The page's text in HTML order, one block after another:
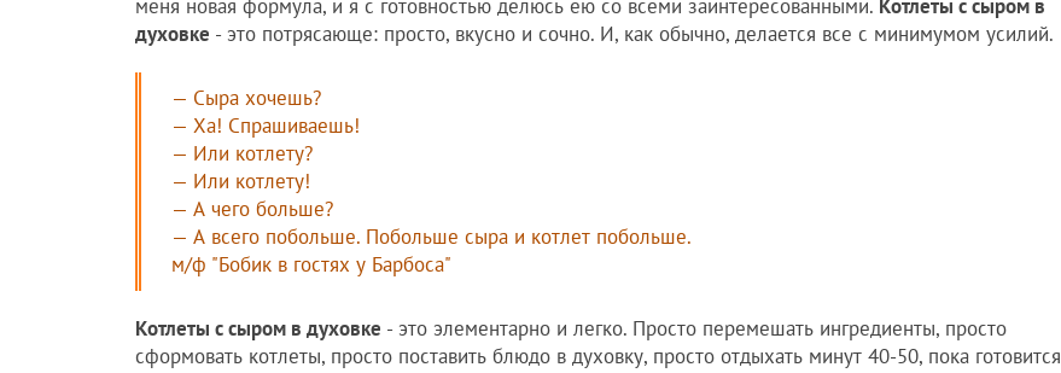
меня новая формула, и я с готовностью делюсь ею со всеми заинтересованными. Котлеты с сыром в
духовке - это потрясающе: просто, вкусно и сочно. И, как обычно, делается все с минимумом усилий.
— Сыра хочешь?
— Ха! Спрашиваешь!
— Или котлету?
— Или котлету!
— А чего больше?
— А всего побольше. Побольше сыра и котлет побольше.
м/ф "Бобик в гостях у Барбоса"
Котлеты с сыром в духовке - это элементарно и легко. Просто перемешать ингредиенты, просто
сформовать котлеты, просто поставить блюдо в духовку, просто отдыхать минут 40-50, пока готовится